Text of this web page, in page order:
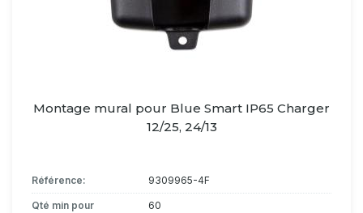
Montage mural pour Blue Smart IP65 Charger
12/25, 24/13
Référence: 9309965-4F
Qté min pour
60